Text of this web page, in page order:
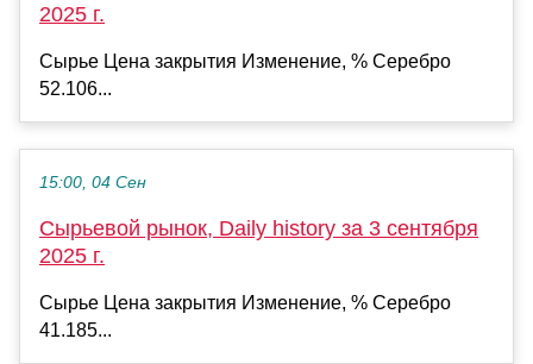
2025 г.
Сырье Цена закрытия Изменение, % Серебро
52.106...
15:00, 04 Сен
Сырьевой рынок, Daily history за 3 сентября
2025 г.
Сырье Цена закрытия Изменение, % Серебро
41.185...